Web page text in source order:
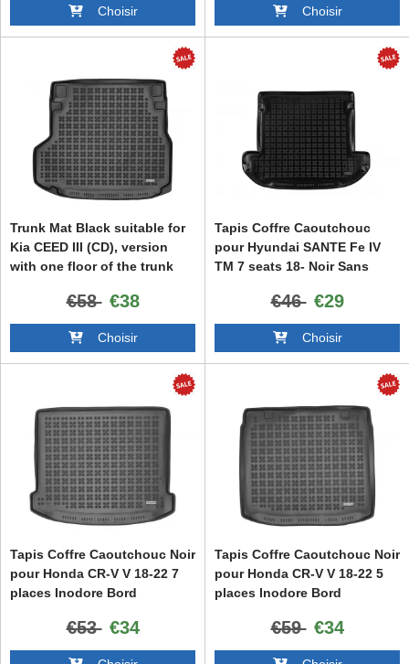
Choisir Choisir
Trunk Mat Black suitable for
Kia CEED III (CD), version
with one floor of the trunk
€58 €38
Choisir
Tapis Coffre Caoutchouc
pour Hyundai SANTE Fe IV
TM 7 seats 18- Noir Sans
€46 €29
Choisir
Tapis Coffre Caoutchouc Noir
pour Honda CR-V V 18-22 7
places Inodore Bord
€53 €34
Tapis Coffre Caoutchouc Noir
pour Honda CR-V V 18-22 5
places Inodore Bord
€59 €34